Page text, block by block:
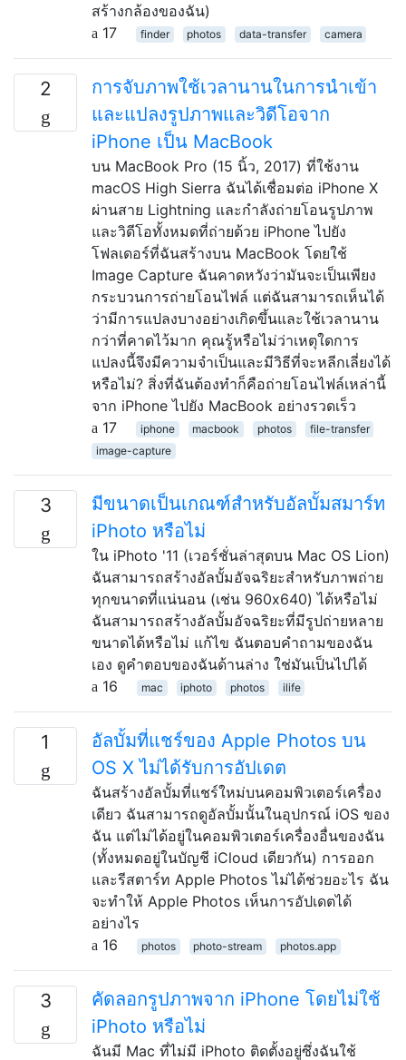
สร้างกล้องของฉัน)
17
finder photos data-transfer camera
2
การจับภาพใช้เวลานานในการนำเข้า
และแปลงรูปภาพและวิดีโอจาก
iPhone เป็น MacBook
บน MacBook Pro (15 นิ้ว, 2017) ที่ใช้งาน
macOS High Sierra ฉันได้เชื่อมต่อ iPhone X
ผ่านสาย Lightning และกำลังถ่ายโอนรูปภาพ
และวิดีโอทั้งหมดที่ถ่ายด้วย iPhone ไปยัง
โฟลเดอร์ที่ฉันสร้างบน MacBook โดยใช้
Image Capture ฉันคาดหวังว่ามันจะเป็นเพียง
กระบวนการถ่ายโอนไฟล์ แต่ฉันสามารถเห็นได้
ว่ามีการแปลงบางอย่างเกิดขึ้นและใช้เวลานาน
กว่าที่คาดไว้มาก คุณรู้หรือไม่ว่าเหตุใดการ
แปลงนี้จึงมีความจำเป็นและมีวิธีที่จะหลีกเลี่ยงได้
หรือไม่? สิ่งที่ฉันต้องทำก็คือถ่ายโอนไฟล์เหล่านี้
จาก iPhone ไปยัง MacBook อย่างรวดเร็ว
17
iphone macbook photos
file-transfer
image-capture
3
มีขนาดเป็นเกณฑ์สำหรับอัลบั้มสมาร์ท
iPhoto หรือไม่
ใน iPhoto '11 (เวอร์ชั่นล่าสุดบน Mac OS Lion)
ฉันสามารถสร้างอัลบั้มอัจฉริยะสำหรับภาพถ่าย
ทุกขนาดที่แน่นอน (เช่น 960x640) ได้หรือไม่
ฉันสามารถสร้างอัลบั้มอัจฉริยะที่มีรูปถ่ายหลาย
ขนาดได้หรือไม่ แก้ไข ฉันตอบคำถามของฉัน
เอง ดูคำตอบของฉันด้านล่าง ใช่มันเป็นไปได้
16
mac iphoto photos ilife
1
อัลบั้มที่แชร์ของ Apple Photos บน
OS X ไม่ได้รับการอัปเดต
ฉันสร้างอัลบั้มที่แชร์ใหม่บนคอมพิวเตอร์เครื่อง
เดียว ฉันสามารถดูอัลบั้มนั้นในอุปกรณ์ iOS ของ
ฉัน แต่ไม่ได้อยู่ในคอมพิวเตอร์เครื่องอื่นของฉัน
(ทั้งหมดอยู่ในบัญชี iCloud เดียวกัน) การออก
และรีสตาร์ท Apple Photos ไม่ได้ช่วยอะไร ฉัน
จะทำให้ Apple Photos เห็นการอัปเดตได้
อย่างไร
16
photos photo-stream photos.app
3
คัดลอกรูปภาพจาก iPhone โดยไม่ใช้
iPhoto หรือไม่
ฉันมี Mac ที่ไม่มี iPhoto ติดตั้งอยู่ซึ่งฉันใช้